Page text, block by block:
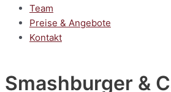
Team
Preise & Angebote
Kontakt
Smashburger &